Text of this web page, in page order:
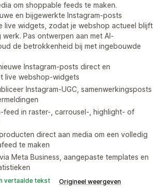
om shoppable feeds te maken.
en bijgewerkte Instagram-posts
live widgets, zodat je webshop actueel blijft
Pas ontwerpen aan met AI-
de betrokkenheid bij met ingebouwde
Instagram-posts direct en
live webshop-widgets
Instagram-UGC, samenwerkingsposts
feed in raster-, carrousel-, highlight- of
direct aan media om een volledig
te maken
Meta Business, aangepaste templates en
vertaalde tekst Origineel weergeven